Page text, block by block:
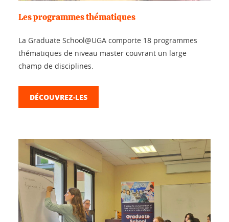
Les programmes thématiques
La Graduate School@UGA comporte 18 programmes
thématiques de niveau master couvrant un large
champ de disciplines.
DÉCOUVREZ-LES